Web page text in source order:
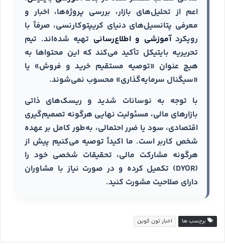
اعم از تحلیل‌های بازار، بررسی پروژه‌ها، اخبار و
معرفی پتانسیل‌های دنیای کریپتوکارنسی، صرفاً با
رویکردآموزشی و اطلاع‌رسانی تهیه شده‌اند. تیم
تحریریه بایتیکل تأکید می‌کند که این محتواها به
هیچ عنوان «توصیه مستقیم خرید و فروش» یا
«سیگنال سرمایه‌گذاری» محسوب نمی‌شوند.
با توجه به نوسانات شدید و ریسک‌های ذاتی
بازارهای مالی، مسئولیت نهایی هرگونه تصمیم‌گیری
اقتصادی، سود یا ضرر احتمالی، به‌طور کامل بر عهده
شخص کاربر است. ما اکیداً توصیه می‌کنیم پیش از
هرگونه مشارکت مالی، تحقیقات شخصی خود را
(DYOR) تکمیل کرده و در صورت نیاز با مشاوران
دارای صلاحیت مشورت کنید.
برچسب ها اخبار تون کوین